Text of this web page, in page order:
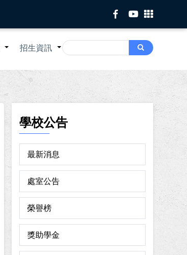
Search
Search
+ +
招生資訊
學校公告
最新消息
處室公告
榮譽榜
獎助學金